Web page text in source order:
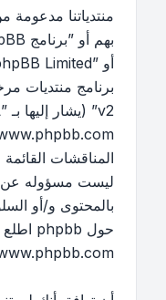
برنامج منتديات
v2” (يشار إليها بـ ”GPL“) ومن الممكن تحميله من
ليست مسؤوله عن
بالمحتوى و/أو
حول phpbb اطلع على